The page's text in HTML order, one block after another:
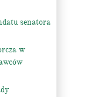
senatora
w